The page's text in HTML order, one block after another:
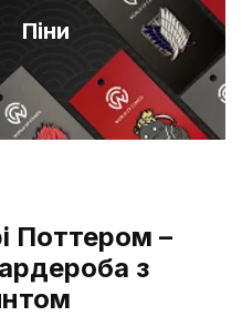
Піни
Поттером –
з